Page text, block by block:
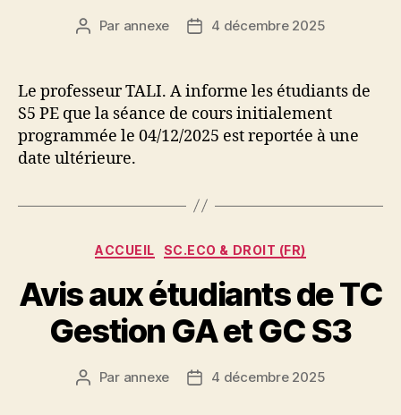
Auteur
Par annexe
Date4 décembre 2025
Le professeur TALI. A informe les étudiants de
S5 PE que la séance de cours initialement
programmée le 04/12/2025 est reportée à une
date ultérieure.
Catégories
ACCUEIL SC.ECO & DROIT (FR)
Avis aux étudiants de TC
Gestion GA et GC S3
Auteur
Par annexe
Date4 décembre 2025